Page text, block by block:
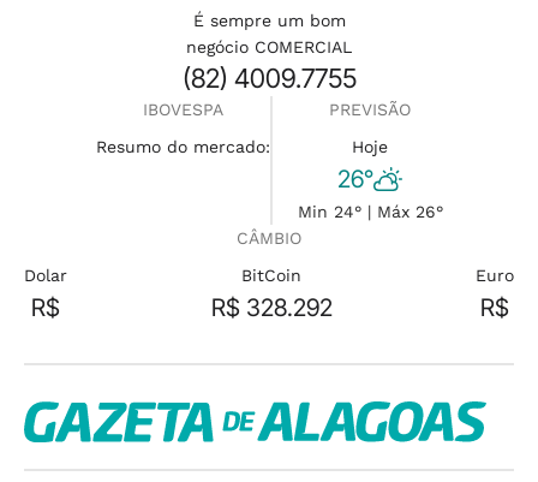
É sempre um bom
negócio COMERCIAL
(82) 4009.7755
IBOVESPA
Resumo do mercado:
PREVISÃO
Hoje
26°
Min 24° | Máx 26°
CÂMBIO
Dolar
R$
BitCoin
R$ 328.292
Euro
R$